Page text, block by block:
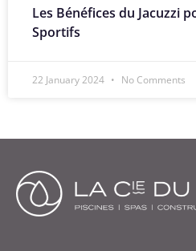
Les Bénéfices du Jacuzzi
Sportifs
22 January 2024 No Comments